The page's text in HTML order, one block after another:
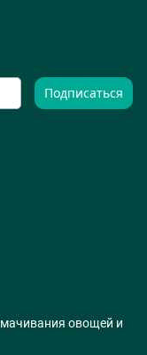
Подписаться
овощей и